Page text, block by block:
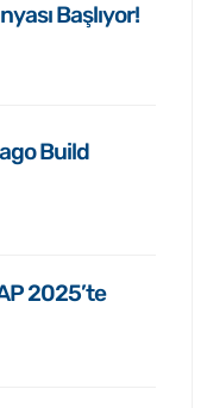
Başlıyor!
Build
2025’te